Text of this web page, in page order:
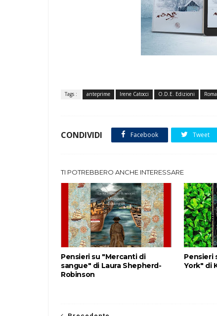
Tags : anteprime Irene Catocci O.D.E. Edizioni
CONDIVIDI Facebook Tweet
TI POTREBBERO ANCHE INTERESSARE
Pensieri su "Mercanti di
sangue" di Laura Shepherd-
Robinson
Pensieri
York" di